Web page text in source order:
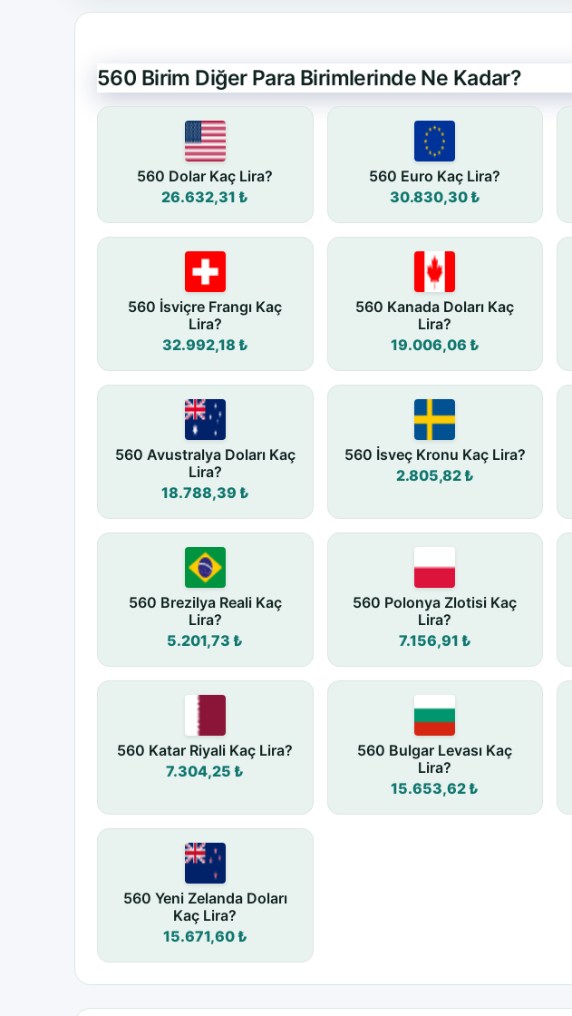
560 Birim Diğer Para Birimlerinde Ne Kadar?
560 Dolar Kaç Lira?
26.632,31 ₺
560 Euro Kaç Lira?
30.830,30 ₺
560 İsviçre Frangı Kaç
Lira?
32.992,18 ₺
560 Kanada Doları Kaç
Lira?
19.006,06 ₺
560 Avustralya Doları Kaç
Lira?
18.788,39 ₺
560 İsveç Kronu Kaç Lira?
2.805,82 ₺
560 Brezilya Reali Kaç
Lira?
5.201,73 ₺
560 Polonya Zlotisi Kaç
Lira?
7.156,91 ₺
560 Katar Riyali Kaç Lira?
7.304,25 ₺
560 Bulgar Levası Kaç
Lira?
15.653,62 ₺
560 Yeni Zelanda Doları
Kaç Lira?
15.671,60 ₺